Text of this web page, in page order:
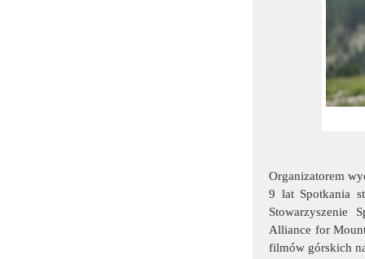
Organizatorem
9 lat Spotkania
Stowarzyszenie
Alliance for
filmów górskich